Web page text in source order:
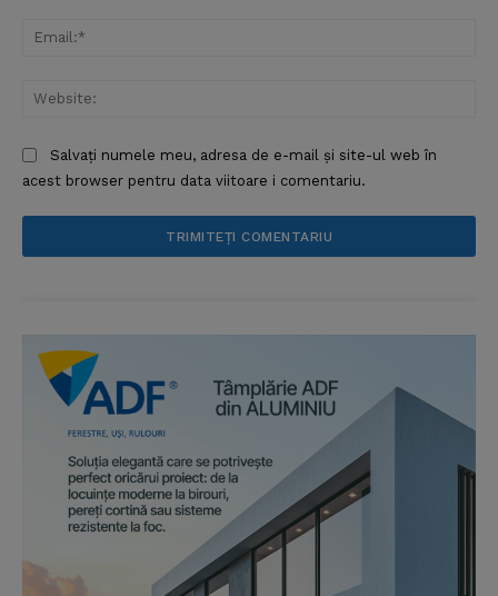
Salvați numele meu, adresa de e-mail și site-ul web în
acest browser pentru data viitoare i comentariu.